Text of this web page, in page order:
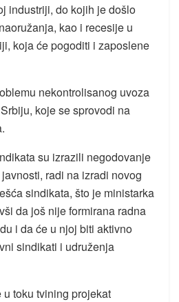
industriji, do kojih je došlo
kao i recesije u
koja će pogoditi i zaposlene
nekontrolisanog uvoza
koje se sprovodi na
su izrazili negodovanje
radi na izradi novog
sindikata, što je ministarka
da još nije formirana radna
i da će u njoj biti aktivno
sindikati i udruženja
toku tvining projekat